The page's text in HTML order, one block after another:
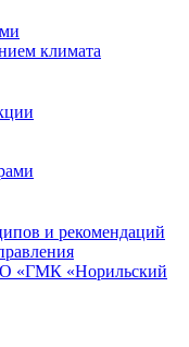
климата
и рекомендаций
«ГМК «Норильский